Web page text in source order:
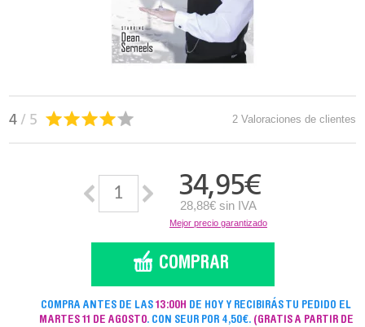
4 / 5 2 Valoraciones de clientes
34,95€
28,88€ sin IVA
Mejor precio garantizado
COMPRA ANTES DE LAS13:00H DE HOY Y RECIBIRÁS TU PEDIDO EL
MARTES 11 DE AGOSTO. CON SEUR POR 4,50€. (GRATIS A PARTIR DE